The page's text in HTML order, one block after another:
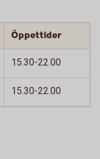
Öppettider
15.30-22.00
15.30-22.00